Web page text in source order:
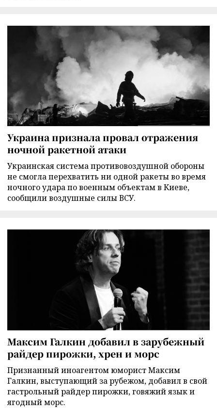
Украина признала провал отражения
ночной ракетной атаки
Украинская система противовоздушной обороны
не смогла перехватить ни одной ракеты во время
ночного удара по военным объектам в Киеве,
сообщили воздушные силы ВСУ.
Максим Галкин добавил в зарубежный
райдер пирожки, хрен и морс
Признанный иноагентом юморист Максим
Галкин, выступающий за рубежом, добавил в свой
гастрольный райдер пирожки, говяжий язык и
ягодный морс.